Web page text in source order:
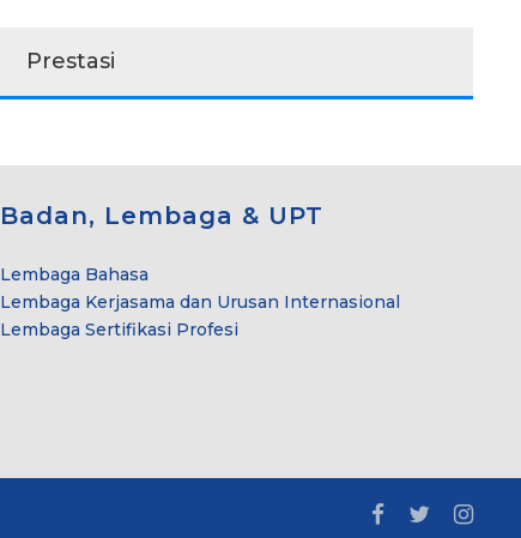
Prestasi
Badan, Lembaga & UPT
Lembaga Bahasa
Lembaga Kerjasama dan Urusan Internasional
Lembaga Sertifikasi Profesi